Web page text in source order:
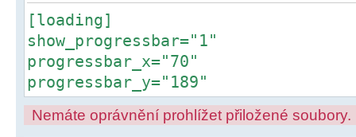
[loading]
show_progressbar="1"
progressbar_x="70"
progressbar_y="189"
Nemáte oprávnění prohlížet přiložené soubory.